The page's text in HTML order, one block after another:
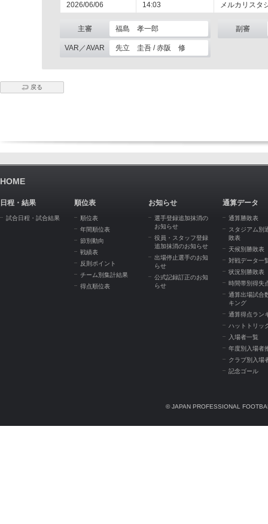
2026/06/06
14:03 メルカリスタ
主審 福島 孝一郎 副審
VAR／AVAR 先立 圭吾 / 赤阪 修
戻る
HOME
日程・結果
試合日程・試合結果
順位表
順位表
年間順位表
節別動向
戦績表
反則ポイント
チーム別集計結果
得点順位表
お知らせ
選手登録追加抹消の
お知らせ
役員・スタッフ登録
追加抹消のお知らせ
出場停止選手のお知
らせ
公式記録訂正のお知
らせ
通算データ
通算勝敗表
スタジアム別
敗表
天候別勝敗表
対戦データ一
状況別勝敗表
時間帯別得失
通算出場試合
キング
通算得点ラン
ハットトリッ
入場者一覧
年度別入場者
クラブ別入場
記念ゴール
© JAPAN PROFESSIONAL